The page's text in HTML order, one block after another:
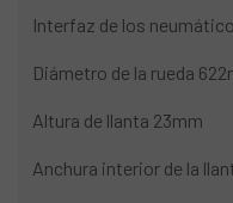
Interfaz de los
Diámetro de la rueda
Altura de llanta 23mm
Anchura interior de la